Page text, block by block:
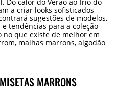
a criar looks sofisticados
sugestões de modelos,
tendências para a coleção
no que existe de melhor em
malhas marrons, algodão
MARRONS